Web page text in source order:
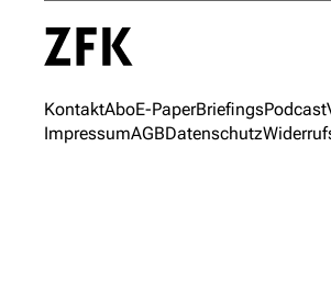
KontaktAboE-PaperBriefingsPodcast
ImpressumAGBDatenschutz